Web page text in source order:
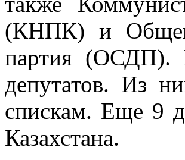
(КНПК) и
партия (ОСДП).
депутатов. Из
спискам. Еще 9
Казахстана.